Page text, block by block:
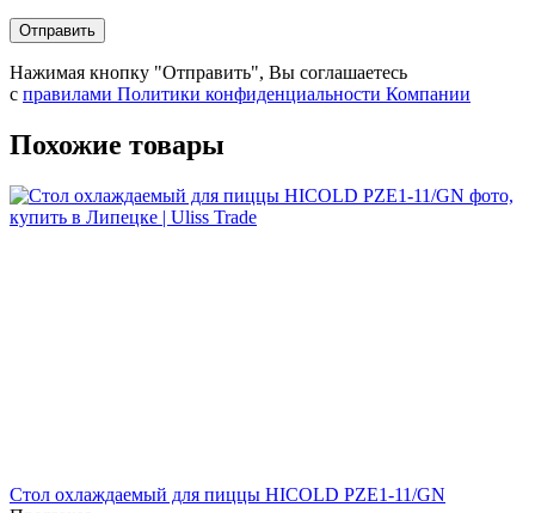
Отправить
Нажимая кнопку "Отправить", Вы соглашаетесь
с правилами Политики конфиденциальности Компании
Похожие товары
Стол охлаждаемый для пиццы HICOLD PZE1-11/GN